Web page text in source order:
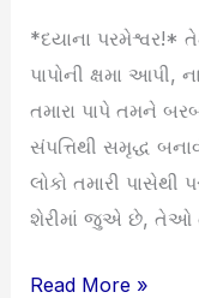
*દયાના પરમેશ્વર!*
પાપોની ક્ષમા આપી,
તમારા પાપે તમને
સંપત્તિથી સમૃદ્ધ
લોકો તમારી
શેરીમાં જુએ છે, તેઓ
Read More »